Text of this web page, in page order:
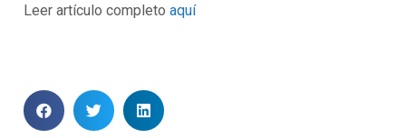
Leer artículo completo aquí